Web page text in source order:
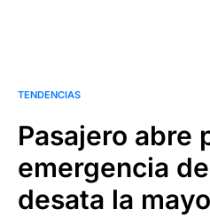
TENDENCIAS
Pasajero abre
emergencia
desata la